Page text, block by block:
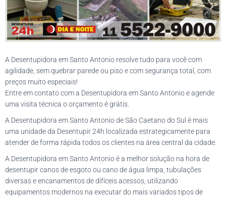
A Desentupidora em Santo Antonio resolve tudo para você com
agilidade, sem quebrar parede ou piso e com segurança total, com
preços muito especiais!
Entre em contato com a Desentupidora em Santo Antonio e agende
uma visita técnica o orçamento é grátis.
A Desentupidora em Santo Antonio de São Caetano do Sul é mais
uma unidade da Desentupir 24h localizada estrategicamente para
atender de forma rápida todos os clientes na área central da cidade.
A Desentupidora em Santo Antonio é a melhor solução na hora de
desentupir canos de esgoto ou cano de água limpa, tubulações
diversas e encanamentos de difíceis acessos, utilizando
equipamentos modernos na executar do mais variados tipos de